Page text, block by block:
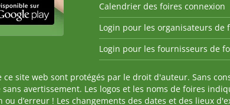
Calendrier des foires connexion
Login pour les organisateurs de
Login pour les fournisseurs de
site web sont protégés par le droit d'auteur. Sans
avertissement. Les logos et les noms de foires
d’erreur ! Les changements des dates et des lieux